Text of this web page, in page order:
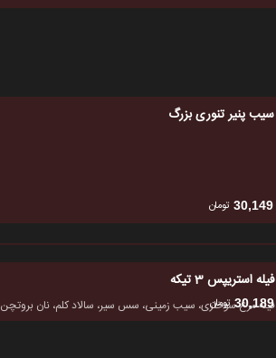
سیب پنیر تنوری بزرگ
30,149 تومان
فیله استریپس 3 تیکه
فیله مرغ سوخاری، سیب زمینی، سس سیر، سالاد کلم، نان بروتچن
30,189 تومان